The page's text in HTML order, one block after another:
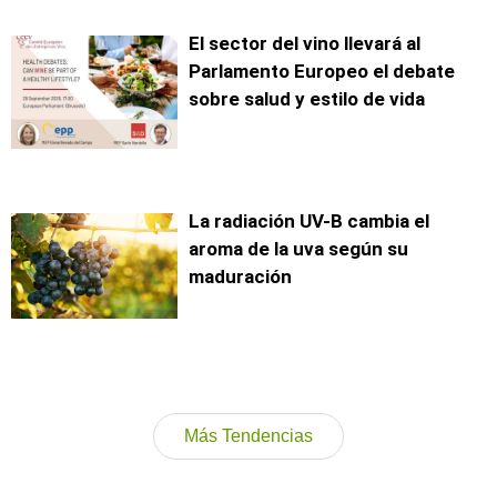
El sector del vino llevará al
Parlamento Europeo el debate
sobre salud y estilo de vida
La radiación UV-B cambia el
aroma de la uva según su
maduración
Más Tendencias